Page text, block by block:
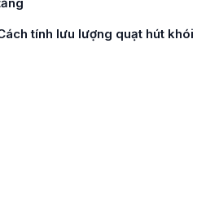
lưu lượng quạt hút khói